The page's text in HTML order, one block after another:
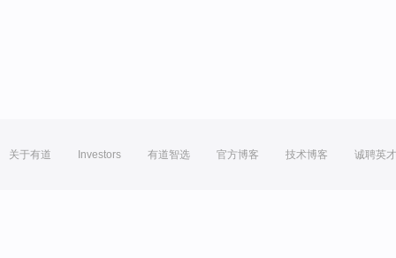
关于有道 Investors 有道智选 官方博客 技术博客 诚聘英才